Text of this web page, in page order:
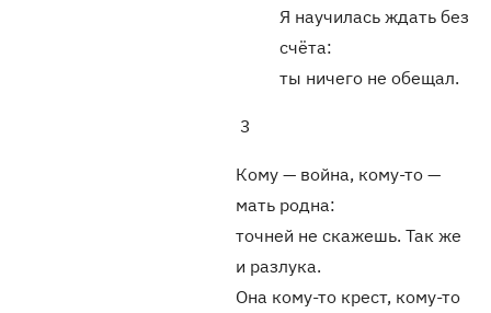
Я научилась ждать без
счёта:
ты ничего не обещал.
3
Кому — война, кому-то —
мать родна:
точней не скажешь. Так же
и разлука.
Она кому-то крест, кому-то